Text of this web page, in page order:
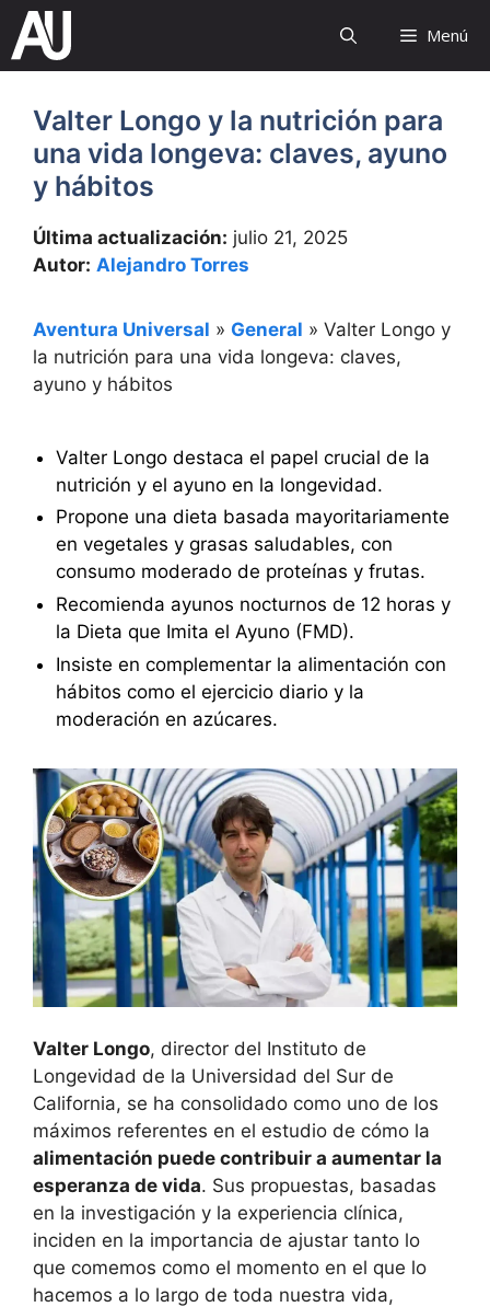
Saltar
contenido
Menú
Valter Longo y la nutrición para
una vida longeva: claves, ayuno
y hábitos
Última actualización: julio 21, 2025
Autor: Alejandro Torres
Aventura Universal » General » Valter Longo y
la nutrición para una vida longeva: claves,
ayuno y hábitos
Valter Longo destaca el papel crucial de la
nutrición y el ayuno en la longevidad.
Propone una dieta basada mayoritariamente
en vegetales y grasas saludables, con
consumo moderado de proteínas y frutas.
Recomienda ayunos nocturnos de 12 horas y
la Dieta que Imita el Ayuno (FMD).
Insiste en complementar la alimentación con
hábitos como el ejercicio diario y la
moderación en azúcares.
Valter Longo, director del Instituto de
Longevidad de la Universidad del Sur de
California, se ha consolidado como uno de los
máximos referentes en el estudio de cómo la
alimentación puede contribuir a aumentar la
esperanza de vida. Sus propuestas, basadas
en la investigación y la experiencia clínica,
inciden en la importancia de ajustar tanto lo
que comemos como el momento en el que lo
hacemos a lo largo de toda nuestra vida,